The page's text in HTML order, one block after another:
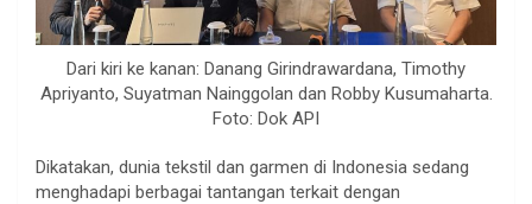
Dari kiri ke kanan: Danang Girindrawardana, Timothy
Apriyanto, Suyatman Nainggolan dan Robby Kusumaharta.
Foto: Dok API
Dikatakan, dunia tekstil dan garmen di Indonesia sedang
menghadapi berbagai tantangan terkait dengan